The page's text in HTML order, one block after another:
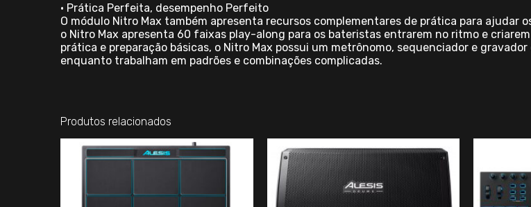
• Prática Perfeita, desempenho Perfeito
O módulo Nitro Max também apresenta recursos complementares de prática para ajudar
o Nitro Max apresenta 60 faixas play-along para os bateristas entrarem no ritmo e
prática e preparação básicas, o Nitro Max possui um metrônomo, sequenciador e
enquanto trabalham em padrões e combinações complicadas.
Produtos relacionados